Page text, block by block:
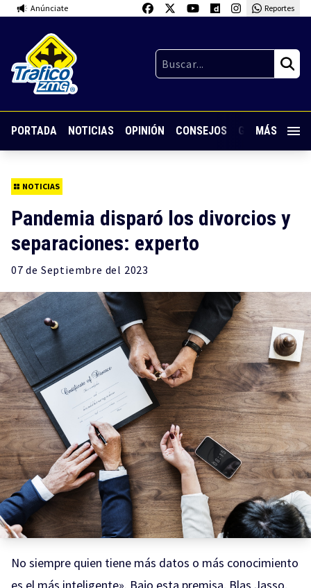
Anúnciate Reportes
PORTADA NOTICIAS OPINIÓN CONSEJOS GUARDIA
MÁS
NOTICIAS
Pandemia disparó los divorcios y
separaciones: experto
07 de Septiembre del 2023
No siempre quien tiene más datos o más conocimiento